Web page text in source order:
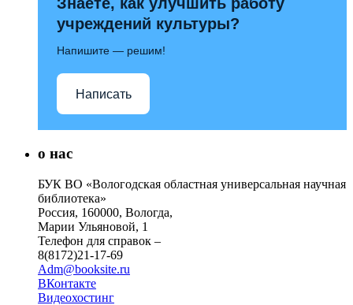
учреждений культуры?
Напишите — решим!
Написать
о нас
БУК ВО «Вологодская областная универсальная научная
библиотека»
Россия, 160000, Вологда,
Марии Ульяновой, 1
Телефон для справок –
8(8172)21-17-69
Adm@booksite.ru
ВКонтакте
Видеохостинг